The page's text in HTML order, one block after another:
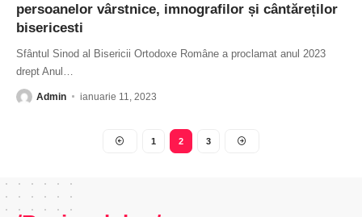
persoanelor vârstnice, imnografilor și cântăreților
bisericesti
Sfântul Sinod al Bisericii Ortodoxe Române a proclamat anul 2023
drept Anul
Admin ianuarie 11, 2023
1 2 3